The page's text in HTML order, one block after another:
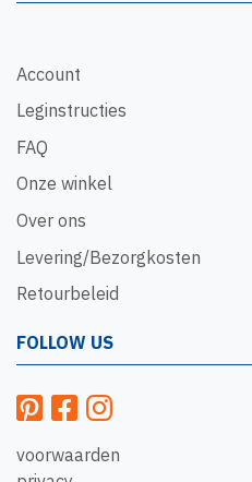
Account
Leginstructies
FAQ
Onze winkel
Over ons
Levering/Bezorgkosten
Retourbeleid
FOLLOW US
voorwaarden